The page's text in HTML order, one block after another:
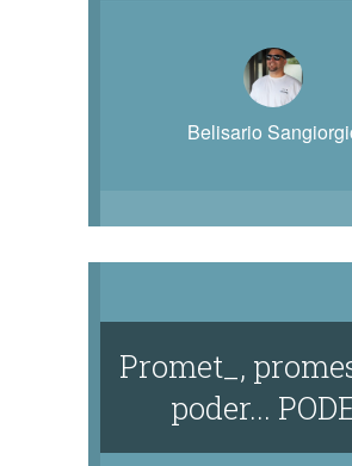
Belisario
Promet_,
poder...